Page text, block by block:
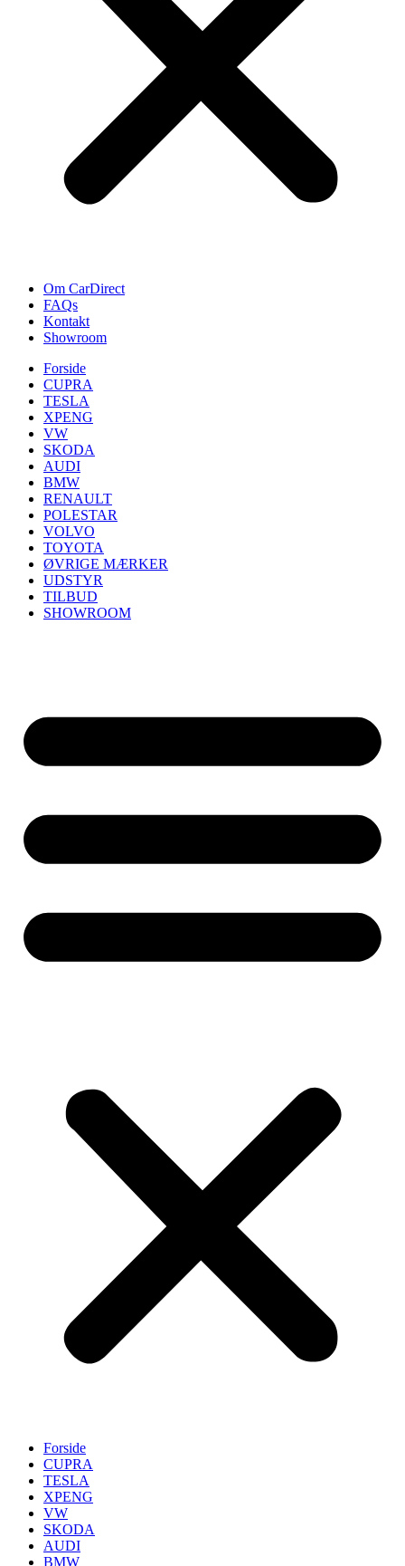
Om CarDirect
FAQs
Kontakt
Showroom
Forside
CUPRA
TESLA
XPENG
VW
SKODA
AUDI
BMW
RENAULT
POLESTAR
VOLVO
TOYOTA
ØVRIGE MÆRKER
UDSTYR
TILBUD
SHOWROOM
Forside
CUPRA
TESLA
XPENG
VW
SKODA
AUDI
BMW